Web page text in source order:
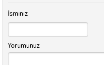
İsminiz
Yorumunuz